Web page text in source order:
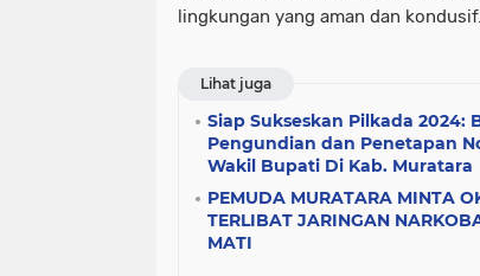
lingkungan yang aman dan kondusif.
Lihat juga
Siap Sukseskan Pilkada 2024:
Pengundian dan Penetapan
Wakil Bupati Di Kab. Muratara
PEMUDA MURATARA MINTA
TERLIBAT JARINGAN
MATI